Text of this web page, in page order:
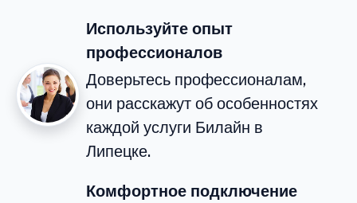
Используйте опыт
профессионалов
Доверьтесь профессионалам,
они расскажут об особенностях
каждой услуги Билайн в
Липецке.
Комфортное подключение